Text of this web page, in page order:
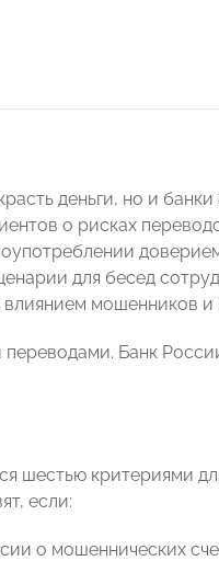
деньги, но и
о рисках
для бесед
мошенников
Банк
шестью критериями
если:
о мошеннических